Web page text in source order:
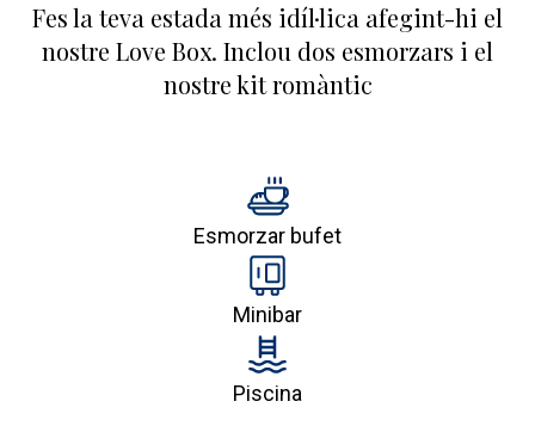
Fes la teva estada més idíl·lica afegint-hi el
nostre Love Box. Inclou dos esmorzars i el
nostre kit romàntic
Esmorzar bufet
Minibar
Piscina